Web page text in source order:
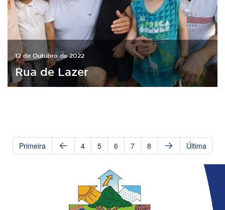
12 de Outubro de 2022
Rua de Lazer
Primeira 4 5 6 7 8 Última